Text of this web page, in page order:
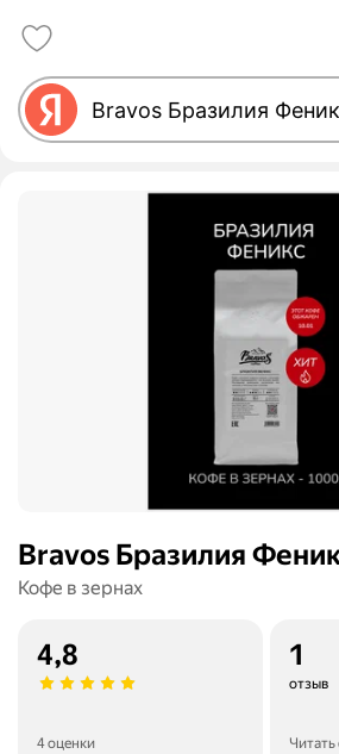
Bravos Бразилия
Кофе в зернах
4,8
4 оценки
1
отзыв